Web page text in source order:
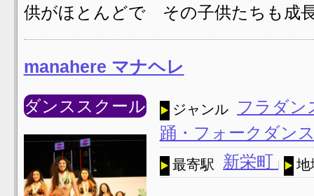
供がほとんどで その子供たちも成
manahere マナヘレ
ダンススクール ジャンル
フラダ
踊・フォークダン
最寄駅 新栄町 地